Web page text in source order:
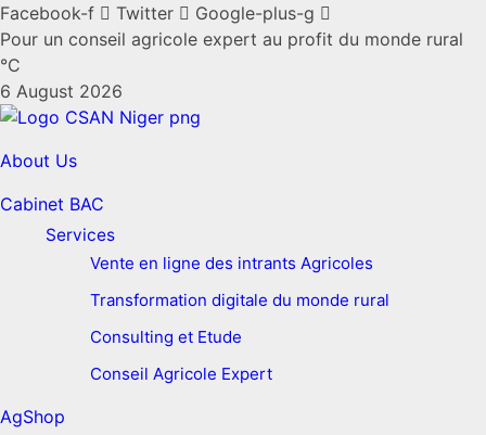
Facebook-f Twitter
Google-plus-g
Pour un conseil agricole expert au profit du monde rural
°C
6 August 2026
About Us
Cabinet BAC
Services
Vente en ligne des intrants Agricoles
Transformation digitale du monde rural
Consulting et Etude
Conseil Agricole Expert
AgShop